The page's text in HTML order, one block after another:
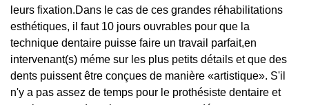
leurs fixation.Dans le cas de ces grandes réhabilitations
esthétiques, il faut 10 jours ouvrables pour que la
technique dentaire puisse faire un travail parfait,en
intervenant(s) méme sur les plus petits détails et que des
dents puissent être conçues de manière «artistique». S'il
n'y a pas assez de temps pour le prothésiste dentaire et